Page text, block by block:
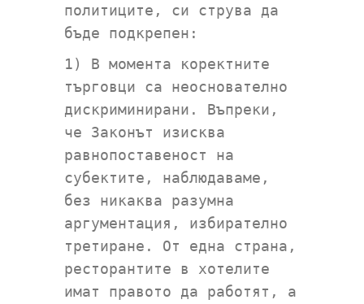
политиците, си струва да
бъде подкрепен:
1) В момента коректните
търговци са неоснователно
дискриминирани. Въпреки,
че Законът изисква
равнопоставеност на
субектите, наблюдаваме,
без никаква разумна
аргументация, избирателно
третиране. От една страна,
ресторантите в хотелите
имат правото да работят, а